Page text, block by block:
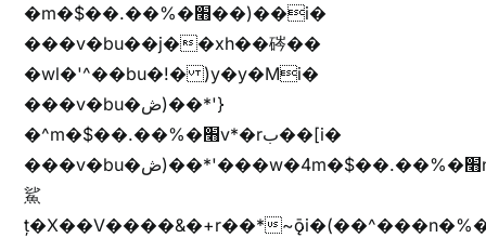
�m�$��.��%�׫��)��i�
���v�bu��j��xh��硶��
�wl�'^��bu�!� )y�y�Mi�
���v�bu�ڞ)��*'}
�^m�$��.��%�׫v*�rب��[i�
���v�bu�ڞ)��*'���w�4m�$��.��%�׫nW�vjz��u�����brL���brL�z��z�&jYo�ț�X��g��
鯊
ț�X��V����&�+r�؜�*~ǭi�(��^���n�%�׭�����n���Zn�%�כ��h���[�zW�������ʗ�z